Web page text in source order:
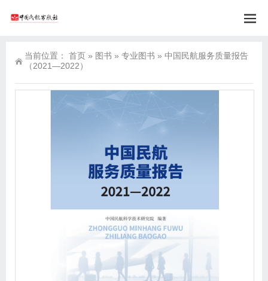
当前位置： 首页 » 图书 » 专业图书 » 中国民航服务质量报告
（2021—2022）